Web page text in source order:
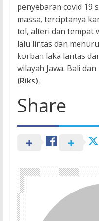
penyebaran covid 19
massa, terciptanya
tol, alteri dan tempat
lalu lintas dan
korban laka lantas
wilayah Jawa. Bali
(Riks).
Share